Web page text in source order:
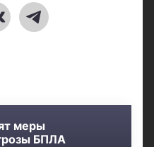
меры
БПЛА